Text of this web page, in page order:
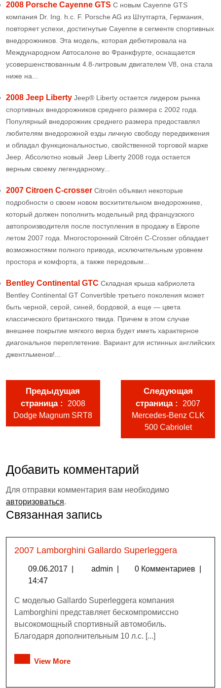
2008 Porsche Cayenne GTS С новым Cayenne GTS
компания Dr. Ing. h.c. F. Porsche AG из Штутгарта, Германия,
повторяет успехи, достигнутые Cayenne в сегменте спортивных
внедорожников. Эта модель, которая дебютировала на
Международном Автосалоне во Франкфурте, оснащается
усовершенствованным 4.8-литровым двигателем V8, она стала
ниже на...
2008 Jeep Liberty Jeep® Liberty остается лидером рынка
спортивных внедорожников среднего размера с 2002 года.
Популярный внедорожник среднего размера предоставлял
любителям внедорожной езды личную свободу передвижения
и обладал функциональностью, свойственной торговой марке
Jeep. Абсолютно новый Jeep Liberty 2008 года остается
верным своему легендарному...
2007 Citroen C-crosser Citroën объявил некоторые
подробности о своем новом восхитительном внедорожнике,
который должен пополнить модельный ряд французского
автопроизводителя после поступления в продажу в Европе
летом 2007 года. Многосторонний Citroën C-Crosser обладает
возможностями полного привода, исключительным уровнем
простора и комфорта, а также передовым...
Bentley Continental GTC Складная крыша кабриолета
Bentley Continental GT Convertible третьего поколения может
быть черной, серой, синей, бордовой, а еще — цвета
классического британского твида. Причем в этом случае
внешнее покрытие мягкого верха будет иметь характерное
диагональное переплетение. Вариант для истинных английских
джентльменов!...
Предыдущая
страница
2008
Dodge Magnum SRT8
Следующая
страница
2007
Mercedes-Benz CLK
500 Cabriolet
Добавить комментарий
Для отправки комментария вам необходимо
авторизоваться.
Связанная запись
2007 Lamborghini Gallardo Superleggera
09.06.2017 admin 0 Комментариев
14:47
С моделью Gallardo Superleggera компания
Lamborghini представляет бескомпромиссно
высокомощный спортивный автомобиль.
Благодаря дополнительным 10 л.с. [...]
View More